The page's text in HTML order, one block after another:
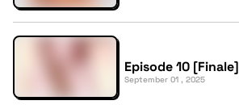
Episode 10 [Finale]
September 01 , 2025